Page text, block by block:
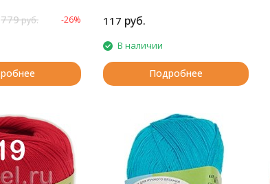
779руб. -26% 117 руб.
В наличии
Подробнее